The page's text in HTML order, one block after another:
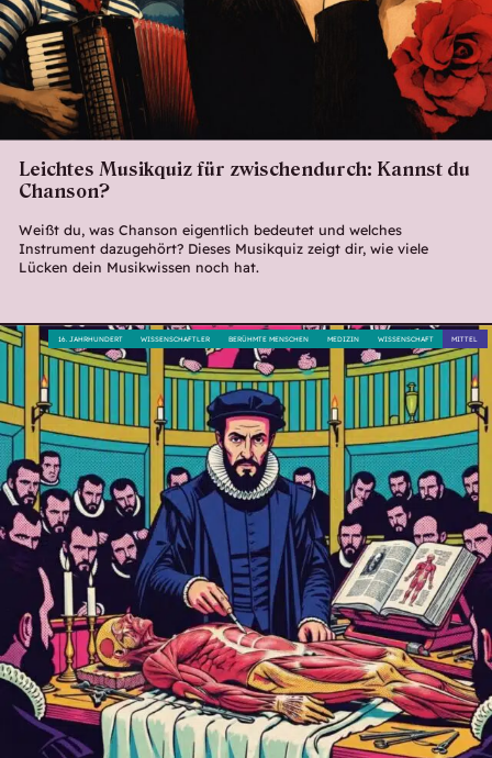
Leichtes Musikquiz für zwischendurch: Kannst du
Chanson?
Weißt du, was Chanson eigentlich bedeutet und welches
Instrument dazugehört? Dieses Musikquiz zeigt dir, wie viele
Lücken dein Musikwissen noch hat.
MITTEL
WISSENSCHAFT
MEDIZIN
BERÜHMTE MENSCHEN
WISSENSCHAFTLER
16. JAHRHUNDERT